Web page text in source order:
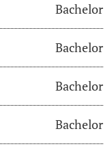
Bachelor
Bachelor
Bachelor
Bachelor